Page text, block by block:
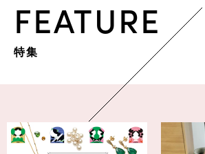
FEATURE
特集